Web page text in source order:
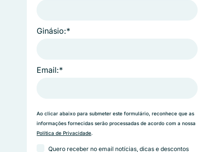
Ginásio:*
Email:*
Ao clicar abaixo para submeter este formulário, reconhece que as
informações fornecidas serão processadas de acordo com a nossa
Política de Privacidade.
Quero receber no email notícias, dicas e descontos